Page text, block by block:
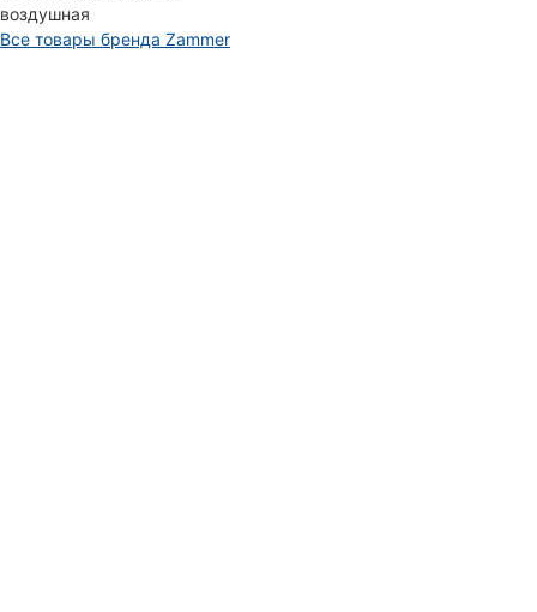
воздушная
Все товары бренда Zammer